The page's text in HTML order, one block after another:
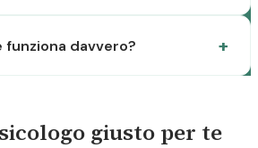
funziona davvero?
giusto per te